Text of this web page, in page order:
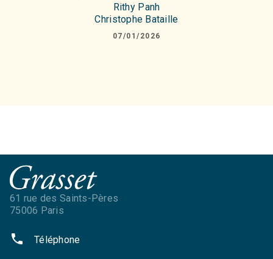
Rithy Panh
Christophe Bataille
07/01/2026
61 rue des Saints-Pères
75006 Paris
phone Téléphone